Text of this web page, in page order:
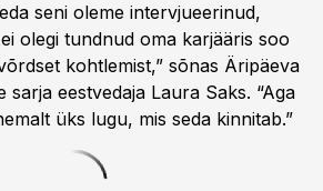
seni oleme intervjueerinud,
olegi tundnud oma karjääris soo
kohtlemist,” sõnas Äripäeva
sarja eestvedaja Laura Saks. “Aga
üks lugu, mis seda kinnitab.”